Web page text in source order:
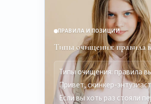
ПРАВИЛА И ПОЗИЦИИ
Типы очищения: правила
Типы очищения: правила
Привет, скинкер-
Если вы хоть раз стояли